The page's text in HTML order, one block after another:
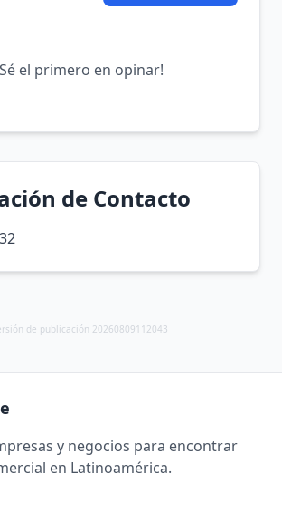
el primero en opinar!
de Contacto
de publicación 20260809112043
y negocios para encontrar
en Latinoamérica.